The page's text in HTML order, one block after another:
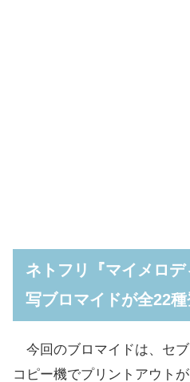
ネトフリ『マイメロ
写ブロマイドが全22
今回のブロマイドは、セ
コピー機でプリントアウト